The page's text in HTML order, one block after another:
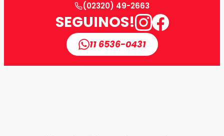
(02320) 49-2663
SEGUINOS!
11 6536-0431